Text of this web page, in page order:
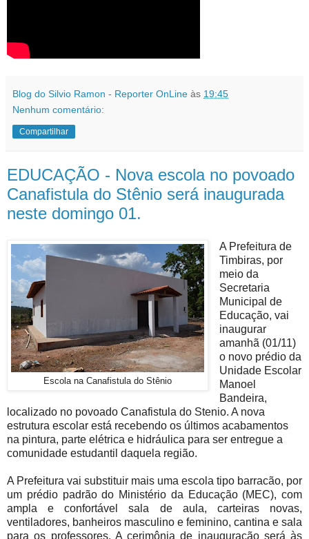
Blog do Silvio Ramon - Reporter OnLine às 19:45
Nenhum comentário:
Compartilhar
EDUCAÇÃO - Nova escola no povoado
Canafistula do Stênio será inaugurada
neste domingo 01.
Escola na Canafistula do Stênio
A Prefeitura de
Timbiras, por
meio da
Secretaria
Municipal de
Educação, vai
inaugurar
amanhã (01/11)
o novo prédio da
Unidade Escolar
Manoel
Bandeira,
localizado no povoado Canafistula do Stenio. A nova
estrutura escolar está recebendo os últimos acabamentos
na pintura, parte elétrica e hidráulica para ser entregue a
comunidade estudantil daquela região.
A Prefeitura vai substituir mais uma escola tipo barracão, por
um prédio padrão do Ministério da Educação (MEC), com
ampla e confortável sala de aula, carteiras novas,
ventiladores, banheiros masculino e feminino, cantina e sala
para os professores. A cerimônia de inauguração será às